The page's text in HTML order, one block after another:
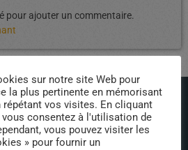
pour ajouter un commentaire.
sur notre site Web pour
la plus pertinente en mémorisant
répétant vos visites. En cliquant
vous consentez à l'utilisation de
vous pouvez visiter les
» pour fournir un